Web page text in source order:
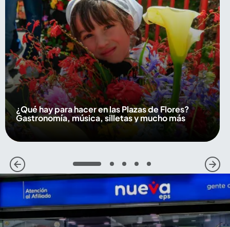
¿Qué hay para hacer en las Plazas de Flores?
Gastronomía, música, silletas y mucho más
1 2 3 4 5